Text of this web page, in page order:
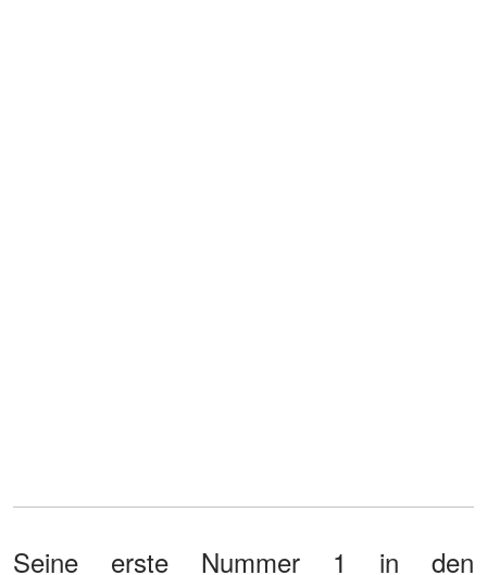
Seine erste Nummer 1 in den